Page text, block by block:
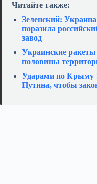
Читайте также:
Зеленский:
поразила
завод
Украинские ракеты
половины
Ударами по Крыму
Путина, чтобы